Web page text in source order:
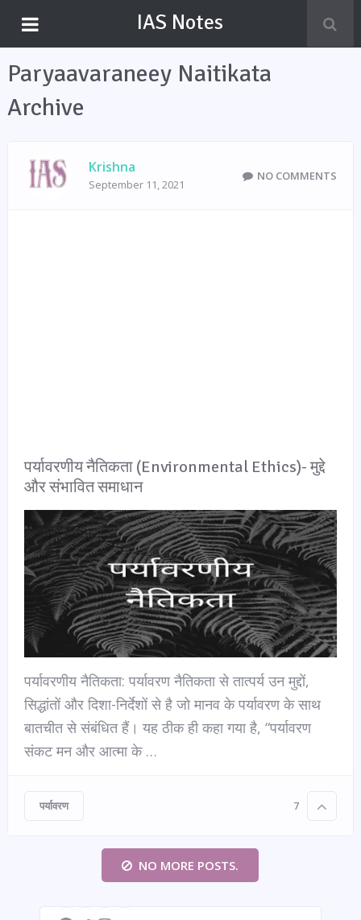
IAS Notes
Paryaavaraneey Naitikata
Archive
Krishna
September 11, 2021
NO COMMENTS
पर्यावरणीय नैतिकता (Environmental Ethics)- मुद्दे
और संभावित समाधान
पर्यावरणीय नैतिकता: पर्यावरण नैतिकता से तात्पर्य उन मुद्दों,
सिद्धांतों और दिशा-निर्देशों से है जो मानव के पर्यावरण के साथ
बातचीत से संबंधित हैं। यह ठीक ही कहा गया है, “पर्यावरण
संकट मन और आत्मा के …
पर्यावरण 7
NO MORE POSTS.